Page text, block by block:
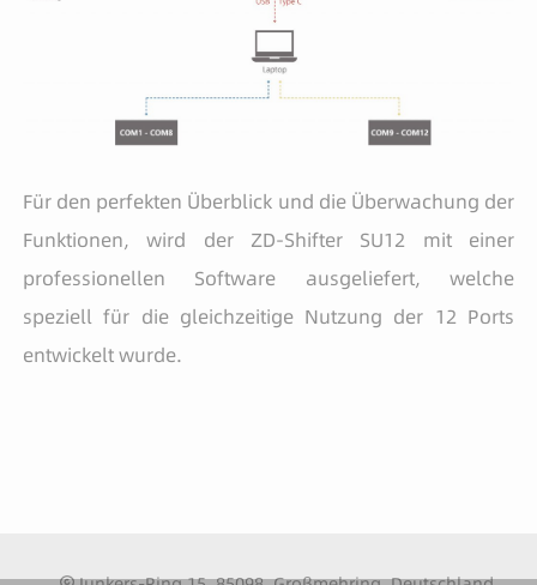
Für den perfekten Überblick und die Überwachung der
Funktionen, wird der ZD-Shifter SU12 mit einer
professionellen Software ausgeliefert, welche
speziell für die gleichzeitige Nutzung der 12 Ports
entwickelt wurde.